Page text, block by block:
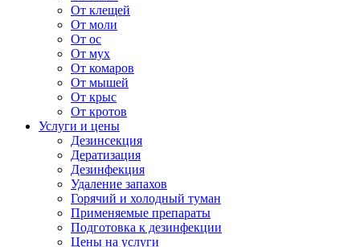
От клещей
От моли
От ос
От мух
От комаров
От мышей
От крыс
От кротов
Услуги и цены
Дезинсекция
Дератизация
Дезинфекция
Удаление запахов
Горячий и холодный туман
Применяемые препараты
Подготовка к дезинфекции
Цены на услуги